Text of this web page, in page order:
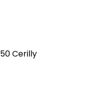
Cerilly